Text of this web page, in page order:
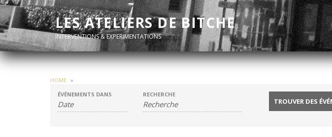
LES ATELIERS DE BITCHE
INTERVENTIONS & EXPERIMENTATIONS
HOME »
ÉVÉNEMENTS DANS RECHERCHE